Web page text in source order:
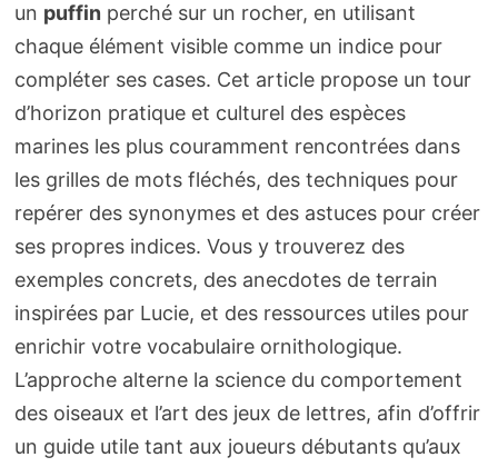
un puffin perché sur un rocher, en utilisant
chaque élément visible comme un indice pour
compléter ses cases. Cet article propose un tour
d’horizon pratique et culturel des espèces
marines les plus couramment rencontrées dans
les grilles de mots fléchés, des techniques pour
repérer des synonymes et des astuces pour créer
ses propres indices. Vous y trouverez des
exemples concrets, des anecdotes de terrain
inspirées par Lucie, et des ressources utiles pour
enrichir votre vocabulaire ornithologique.
L’approche alterne la science du comportement
des oiseaux et l’art des jeux de lettres, afin d’offrir
un guide utile tant aux joueurs débutants qu’aux